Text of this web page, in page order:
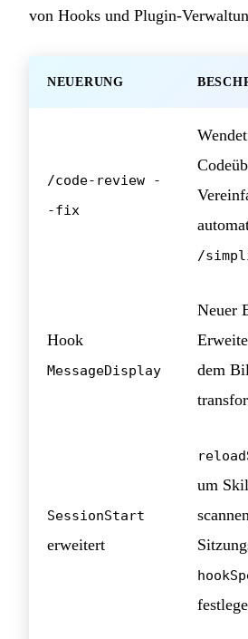
von Hooks und Plugin-
NEUERUNG
/code-review -
-fix
/
Hook
MessageDisplay
Neuer
dem
SessionStart
erweitert
um